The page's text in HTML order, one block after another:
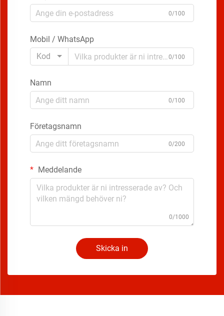
0/100
Mobil / WhatsApp
Kod
0/100
Namn
0/100
Företagsnamn
0/200
Meddelande
0/1000
Skicka in